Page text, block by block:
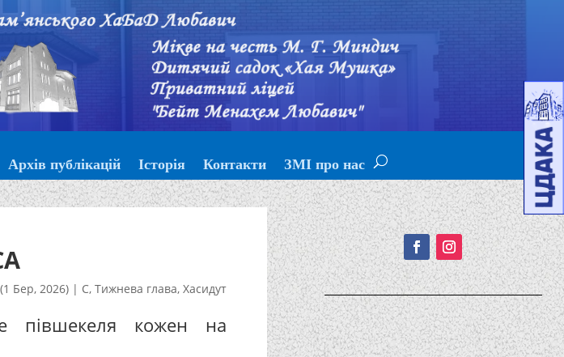
Архів публікацій Історія Контакти ЗМІ про нас
Бер, 2026)| С, Тижнева глава, Хасидут
півшекеля кожен на
Подписывайтесь!